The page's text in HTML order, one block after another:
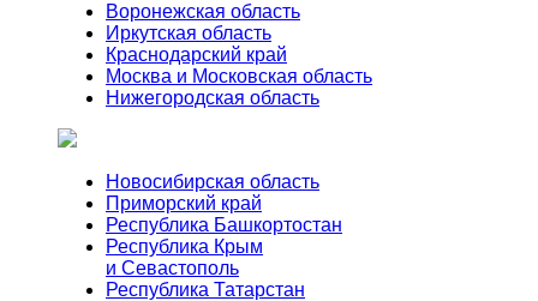
Воронежская область
Иркутская область
Краснодарский край
Москва и Московская область
Нижегородская область
Новосибирская область
Приморский край
Республика Башкортостан
Республика Крым
и Севастополь
Республика Татарстан